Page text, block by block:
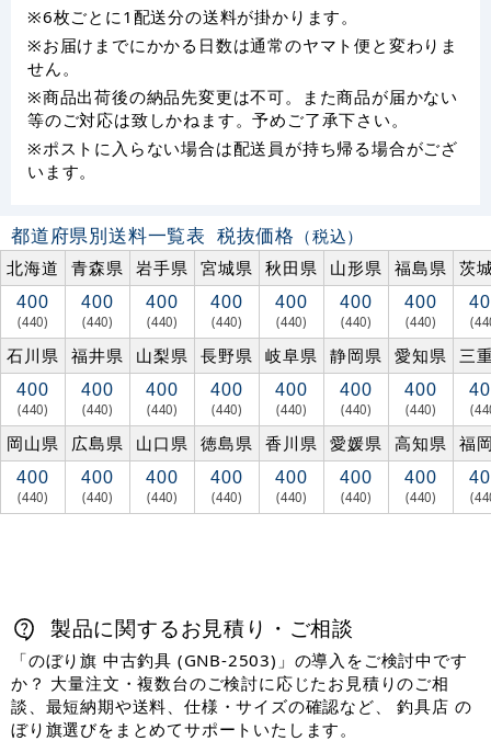
※6枚ごとに1配送分の送料が掛かります。
※お届けまでにかかる日数は通常のヤマト便と変わりま
せん。
※商品出荷後の納品先変更は不可。また商品が届かない
等のご対応は致しかねます。予めご了承下さい。
※ポストに入らない場合は配送員が持ち帰る場合がござ
います。
都道府県別送料一覧表 税抜価格 （税込）
北海道
青森県 岩手県 宮城県 秋田県 山形県 福島県 茨
400
(440)
400
(440)
400
(440)
400
(440)
400
(440)
400
(440)
400
(440)
石川県 福井県 山梨県 長野県 岐阜県 静岡県 愛知県 三
400
(440)
400
(440)
400
(440)
400
(440)
400
(440)
400
(440)
400
(440)
岡山県 広島県 山口県 徳島県 香川県 愛媛県 高知県 福
400
(440)
400
(440)
400
(440)
400
(440)
400
(440)
400
(440)
400
(440)
製品に関するお見積り・ご相談
「のぼり旗 中古釣具 (GNB-2503)」の導入をご検討中です
か？ 大量注文・複数台のご検討に応じたお見積りのご相
談、最短納期や送料、仕様・サイズの確認など、 釣具店 の
ぼり旗選びをまとめてサポートいたします。